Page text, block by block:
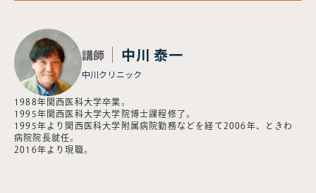
講師 中川 泰一
中川クリニック
1988年関西医科大学卒業。
1995年関西医科大学大学院博士課程修了。
1995年より関西医科大学附属病院勤務などを経て2006年、ときわ
病院院長就任。
2016年より現職。